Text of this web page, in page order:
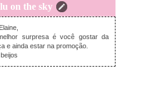
on the sky
segunda-feira, maio 09, 2016
surpresa é você gostar da
e ainda estar na promoção.